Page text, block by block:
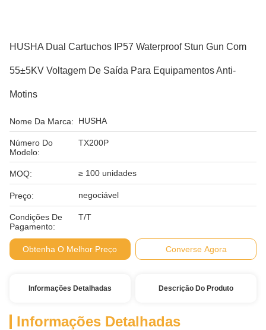
HUSHA Dual Cartuchos IP57 Waterproof Stun Gun Com
55±5KV Voltagem De Saída Para Equipamentos Anti-
Motins
Nome Da Marca: HUSHA
Número Do
Modelo:
TX200P
MOQ: ≥ 100 unidades
Preço: negociável
Condições De
Pagamento:
T/T
Obtenha O Melhor Preço Converse Agora
Informações Detalhadas Descrição Do Produto
Informações Detalhadas